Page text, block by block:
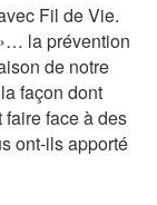
Fil de Vie.
la prévention
de notre
façon dont
face à des
ont-ils apporté